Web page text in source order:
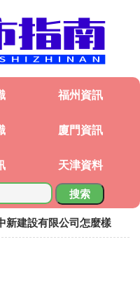
福州資訊
廈門資訊
天津資料
搜索
新建設有限公司怎麼樣